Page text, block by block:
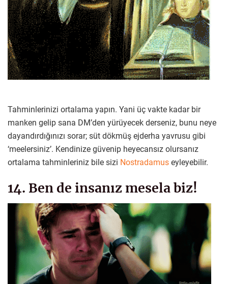
Tahminlerinizi ortalama yapın. Yani üç vakte kadar bir
manken gelip sana DM’den yürüyecek derseniz, bunu neye
dayandırdığınızı sorar; süt dökmüş ejderha yavrusu gibi
‘meelersiniz’. Kendinize güvenip heyecansız olursanız
ortalama tahminleriniz bile sizi Nostradamus eyleyebilir.
14. Ben de insanız mesela biz!